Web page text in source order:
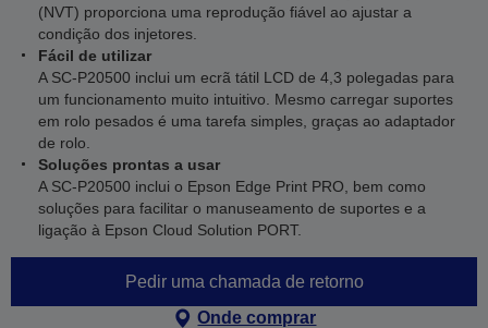
(NVT) proporciona uma reprodução fiável ao ajustar a
condição dos injetores.
Fácil de utilizar
A SC-P20500 inclui um ecrã tátil LCD de 4,3 polegadas para
um funcionamento muito intuitivo. Mesmo carregar suportes
em rolo pesados é uma tarefa simples, graças ao adaptador
de rolo.
Soluções prontas a usar
A SC-P20500 inclui o Epson Edge Print PRO, bem como
soluções para facilitar o manuseamento de suportes e a
ligação à Epson Cloud Solution PORT.
Pedir uma chamada de retorno
Onde comprar